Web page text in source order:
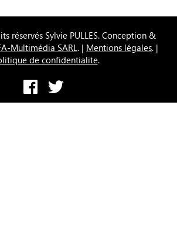
réservés Sylvie PULLES. Conception &
Multimédia SARL. | Mentions légales. |
de confidentialite.